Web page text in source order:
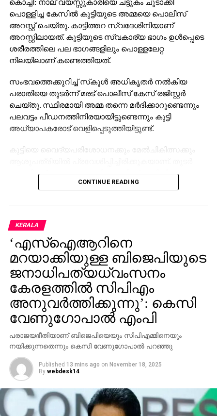
പൊള്ളിച്ച കേസില്‍ കുട്ടിയുടെ അമ്മയെ പൊലീസ്
അറസ്റ്റ് ചെയ്തു. കാട്ടിത്തറ സ്വദേശിനിയാണ്
അറസ്റ്റിലായത്. കുട്ടിയുടെ സ്വകാര്യ ഭാഗം ഉള്‍പ്പെടെ
ശരീരത്തിലെ പല ഭാഗങ്ങളിലും പൊള്ളലേറ്റ
നിലയിലാണ് കണ്ടെത്തിയത്.
സംഭവത്തെക്കുറിച്ച് സ്‌കൂള്‍ അധികൃതര്‍ നല്‍കിയ
പരാതിയെ തുടര്‍ന്ന് മരട് പൊലീസ് കേസ് രജിസ്റ്റര്‍
ചെയ്തു. സ്ഥിരമായി അമ്മ തന്നെ മര്‍ദിക്കാറുണ്ടെന്നും
പലവട്ടം പീഡനത്തിനിരയായിട്ടുണ്ടെന്നും കുട്ടി
അധ്യാപകരോട് വെളിപ്പെടുത്തിയിട്ടുണ്ട്.
കുട്ടിയെ വൈദ്യപരിശോധനക്കും മേല്‍ചികിത്സക്കും
നടപടികള്‍ തുടരുന്നതായി പൊലീസ് അറിയിച്ചു.
CONTINUE READING
KERALA
‘എസ്‌ഐആറിനെ
മറയാക്കിയുള്ള ബിജെപിയുടെ
ജനാധിപത്യധ്വംസനം
കേരളത്തില്‍ സിപിഎം
അനുവര്‍ത്തിക്കുന്നു’: കെസി
വേണുഗോപാല്‍ എംപി
പരാജയഭീതിയാണ് ബിജെപിയെയും സിപിഎമ്മിനെയും
നയിക്കുന്നതെന്നും കെസി വേണുഗോപാല്‍ പറഞ്ഞു
Published 13 mins ago on November 18, 2025
By webdesk14